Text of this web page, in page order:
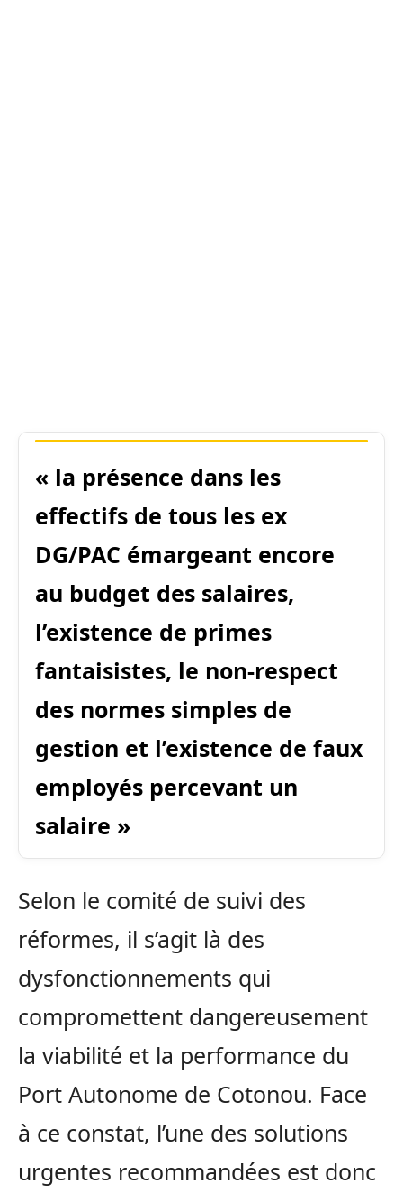
« la présence dans les
effectifs de tous les ex
DG/PAC émargeant encore
au budget des salaires,
l’existence de primes
fantaisistes, le non-respect
des normes simples de
gestion et l’existence de faux
employés percevant un
salaire »
Selon le comité de suivi des
réformes, il s’agit là des
dysfonctionnements qui
compromettent dangereusement
la viabilité et la performance du
Port Autonome de Cotonou. Face
à ce constat, l’une des solutions
urgentes recommandées est donc